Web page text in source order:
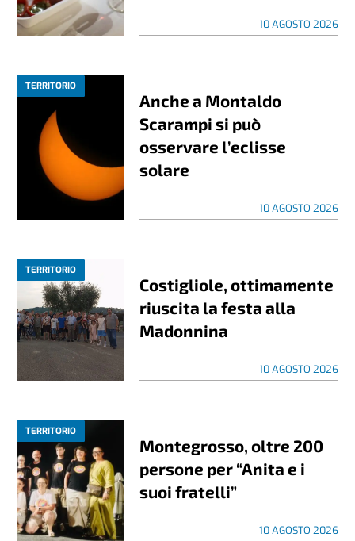
10 AGOSTO 2026
TERRITORIO
Anche a Montaldo
Scarampi si può
osservare l’eclisse
solare
10 AGOSTO 2026
TERRITORIO
Costigliole, ottimamente
riuscita la festa alla
Madonnina
10 AGOSTO 2026
TERRITORIO
Montegrosso, oltre 200
persone per “Anita e i
suoi fratelli”
10 AGOSTO 2026